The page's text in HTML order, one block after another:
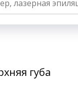
губа